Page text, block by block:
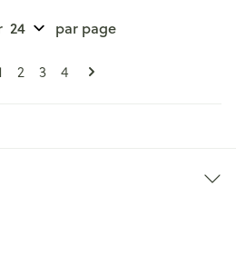
Pages
lisez actuellement la page
Page
2 Page
3 Page
4
par page